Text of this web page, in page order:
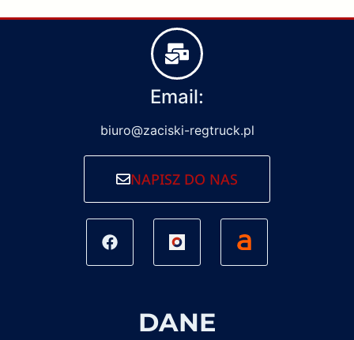
Email:
biuro@zaciski-regtruck.pl
NAPISZ DO NAS
DANE